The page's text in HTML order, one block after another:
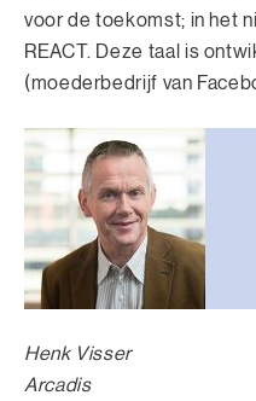
voor de toekomst; in het
REACT. Deze taal is
(moederbedrijf van
Henk Visser
Arcadis